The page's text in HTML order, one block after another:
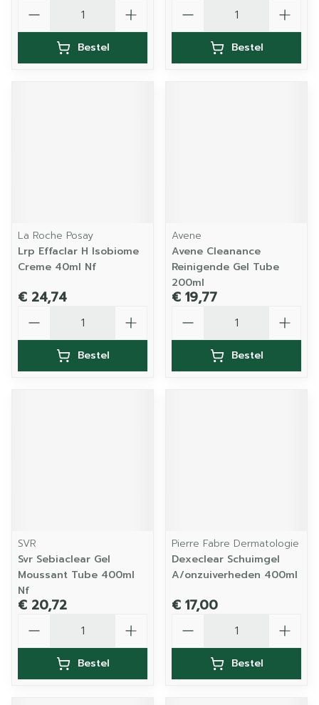
Bestel Bestel
La Roche Posay
Lrp Effaclar H Isobiome
Creme 40ml Nf
€ 24,74
Bestel
Avene
Avene Cleanance
Reinigende Gel Tube
200ml
€ 19,77
Bestel
SVR
Svr Sebiaclear Gel
Moussant Tube 400ml
Nf
€ 20,72
Bestel
Pierre Fabre Dermatologie
Dexeclear Schuimgel
A/onzuiverheden 400ml
€ 17,00
Bestel